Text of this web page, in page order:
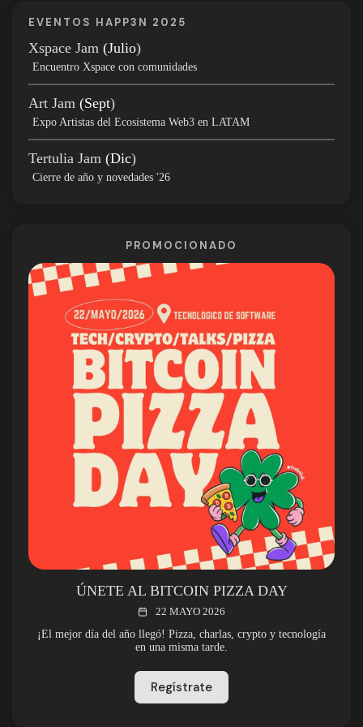
EVENTOS HAPP3N 2025
Xspace Jam (Julio)
Encuentro Xspace con comunidades
Art Jam (Sept)
Expo Artistas del Ecosistema Web3 en LATAM
Tertulia Jam (Dic)
Cierre de año y novedades '26
PROMOCIONADO
ÚNETE AL BITCOIN PIZZA DAY
22 MAYO 2026
¡El mejor día del año llegó! Pizza, charlas, crypto y tecnología
en una misma tarde.
Regístrate